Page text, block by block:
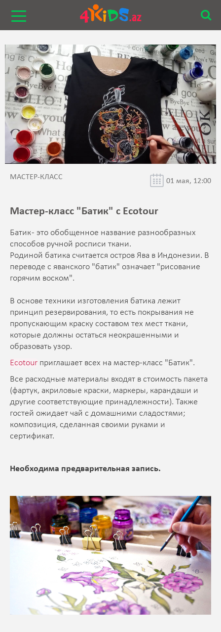
МАСТЕР-КЛАСС 01 мая, 12:00
Мастер-класс "Батик" с Ecotour
Батик - это обобщенное название разнообразных
способов ручной росписи ткани.
Родиной батика считается остров Ява в Индонезии. В
переводе с яванского "батик" означает "рисование
горячим воском".
В основе техники изготовления батика лежит
принцип резервирования, то есть покрывания не
пропускающим краску составом тех мест ткани,
которые должны остаться неокрашенными и
образовать узор.
Ecotour приглашает всех на мастер-класс "Батик".
Все расходные материалы входят в стоимость пакета
(фартук, акриловые краски, маркеры, карандаши и
другие соответствующие принадлежности). Также
гостей ожидает чай с домашними сладостями;
композиция, сделанная своими руками и
сертификат.
Необходима предварительная запись.